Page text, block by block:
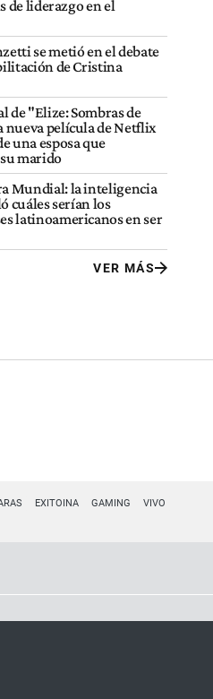
de liderazgo en el
se metió en el debate
de Cristina
de "Elize: Sombras de
nueva película de Netflix
una esposa que
marido
Mundial: la inteligencia
cuáles serían los
latinoamericanos en ser
VER MÁS
EXITOINA GAMING VIVO